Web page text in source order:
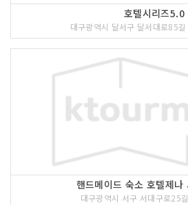
호텔시리즈5.0
대구광역시 달서구 달서대로85
핸드메이드 숙소 호텔제나
대구광역시 서구 서대구로25